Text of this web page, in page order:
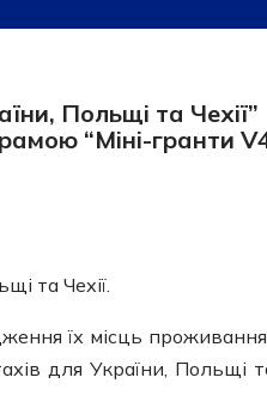
Польщі та Чехії”
“Міні-гранти
та Чехії.
їх місць
для України, Польщі